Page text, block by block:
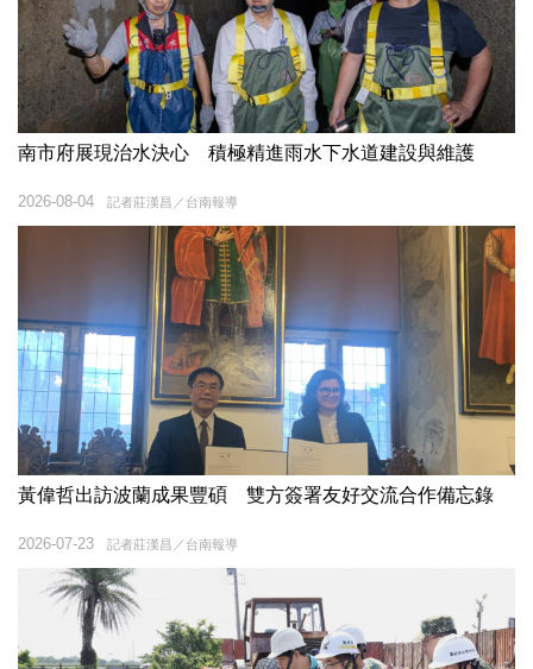
南市府展現治水決心 積極精進雨水下水道建設與維護
記者莊漢昌／台南報導
2026-08-04
黃偉哲出訪波蘭成果豐碩 雙方簽署友好交流合作備忘錄
記者莊漢昌／台南報導
2026-07-23